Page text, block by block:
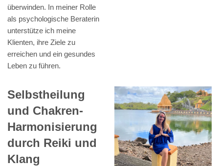
überwinden. In meiner Rolle
als psychologische Beraterin
unterstütze ich meine
Klienten, ihre Ziele zu
erreichen und ein gesundes
Leben zu führen.
Selbstheilung
und Chakren-
Harmonisierung
durch Reiki und
Klang